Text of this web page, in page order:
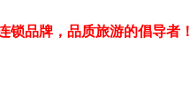
锁品牌，品质旅游的倡导者！